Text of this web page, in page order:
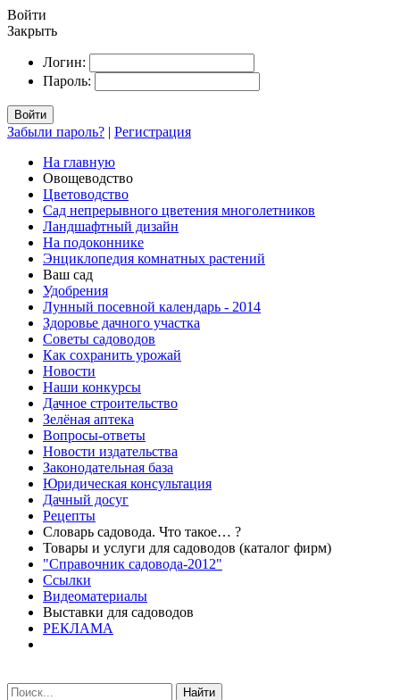
Войти
Закрыть
Логин:
Пароль:
Войти
Забыли пароль? | Регистрация
На главную
Овощеводство
Цветоводство
Сад непрерывного цветения многолетников
Ландшафтный дизайн
На подоконнике
Энциклопедия комнатных растений
Ваш сад
Удобрения
Лунный посевной календарь - 2014
Здоровье дачного участка
Советы садоводов
Как сохранить урожай
Новости
Наши конкурсы
Дачное строительство
Зелёная аптека
Вопросы-ответы
Новости издательства
Законодательная база
Юридическая консультация
Дачный досуг
Рецепты
Словарь садовода. Что такое… ?
Товары и услуги для садоводов (каталог фирм)
"Справочник садовода-2012"
Ссылки
Видеоматериалы
Выставки для садоводов
РЕКЛАМА
Найти